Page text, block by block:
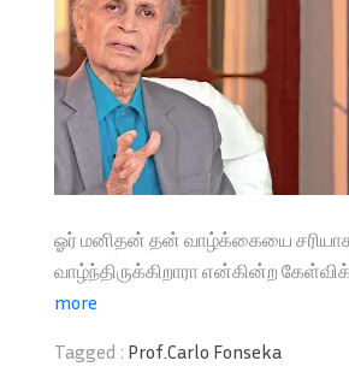
ஓர் மனிதன் தன் வாழ்க்கையை
வாழ்ந்திருக்கிறாரா என்கின்ற
more
Tagged : Prof.Carlo Fonseka